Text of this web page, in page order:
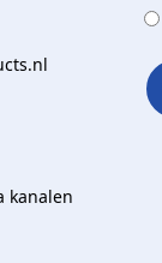
kanalen